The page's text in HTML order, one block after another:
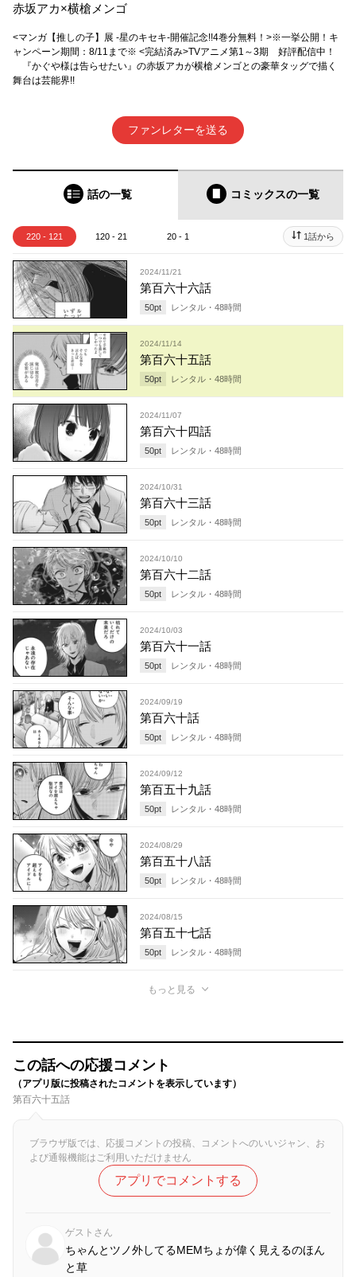
赤坂アカ×横槍メンゴ
<マンガ【推しの子】展 -星のキセキ-開催記念!!4巻分無料！>※一挙公開！キ
ャンペーン期間：8/11まで※ <完結済み>TVアニメ第1～3期 好評配信中！
『かぐや様は告らせたい』の赤坂アカが横槍メンゴとの豪華タッグで描く
舞台は芸能界!!
ファンレターを送る
話の一覧 コミックスの一覧
220 - 121 120 - 21 20 - 1 1話から
2024/11/21
第百六十六話
50pt レンタル・ 48時間
2024/11/14
第百六十五話
50pt レンタル・ 48時間
2024/11/07
第百六十四話
50pt レンタル・ 48時間
2024/10/31
第百六十三話
50pt レンタル・ 48時間
2024/10/10
第百六十二話
50pt レンタル・ 48時間
2024/10/03
第百六十一話
50pt レンタル・ 48時間
2024/09/19
第百六十話
50pt レンタル・ 48時間
2024/09/12
第百五十九話
50pt レンタル・ 48時間
2024/08/29
第百五十八話
50pt レンタル・ 48時間
2024/08/15
第百五十七話
50pt レンタル・ 48時間
もっと見る
この話への応援コメント
（アプリ版に投稿されたコメントを表示しています）
第百六十五話
ブラウザ版では、応援コメントの投稿、コメントへのいいジャン、お
よび通報機能はご利用いただけません
アプリでコメントする
ゲストさん
ちゃんとツノ外してるMEMちょが偉く見えるのほん
と草